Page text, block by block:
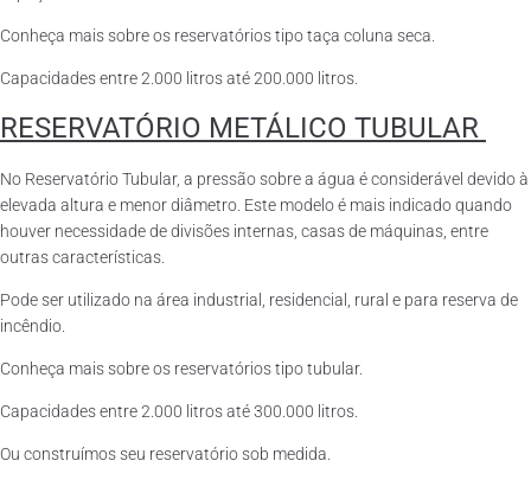
Conheça mais sobre os reservatórios tipo taça coluna seca.
Capacidades entre 2.000 litros até 200.000 litros.
RESERVATÓRIO METÁLICO TUBULAR
No Reservatório Tubular, a pressão sobre a água é considerável devido à
elevada altura e menor diâmetro. Este modelo é mais indicado quando
houver necessidade de divisões internas, casas de máquinas, entre
outras características.
Pode ser utilizado na área industrial, residencial, rural e para reserva de
incêndio.
Conheça mais sobre os reservatórios tipo tubular.
Capacidades entre 2.000 litros até 300.000 litros.
Ou construímos seu reservatório sob medida.